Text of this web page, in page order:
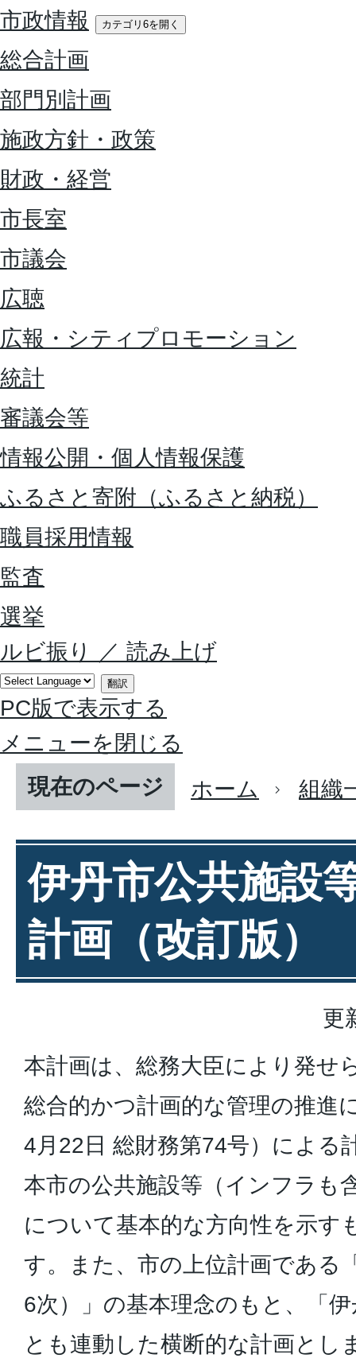
市政情報 カテゴリ6を開く
総合計画
部門別計画
施政方針・政策
財政・経営
市長室
市議会
広聴
広報・シティプロモーション
統計
審議会等
情報公開・個人情報保護
ふるさと寄附（ふるさと納税）
職員採用情報
監査
選挙
ルビ振り
／ 読み上げ
翻訳
PC版で表示する
メニューを閉じる
現在のページ
ホーム 組織
伊丹市公共施設
計画（改訂版）
更
本計画は、総務大臣により発せ
総合的かつ計画的な管理の推進
4月22日 総財務第74号）による
本市の公共施設等（インフラも
について基本的な方向性を示す
す。また、市の上位計画である
6次）」の基本理念のもと、「
とも連動した横断的な計画とし